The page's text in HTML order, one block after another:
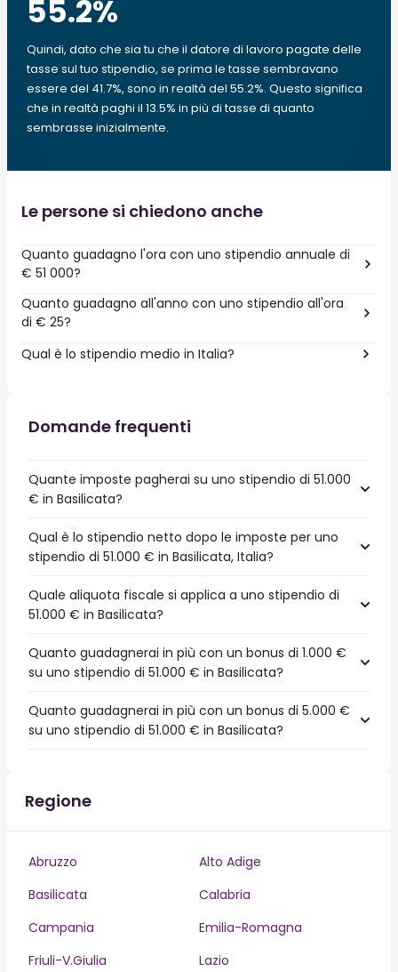
55.2%
Quindi, dato che sia tu che il datore di lavoro pagate delle
tasse sul tuo stipendio, se prima le tasse sembravano
essere del 41.7%, sono in realtà del 55.2%. Questo significa
che in realtà paghi il 13.5% in più di tasse di quanto
sembrasse inizialmente.
Le persone si chiedono anche
Quanto guadagno l'ora con uno stipendio annuale di
€ 51 000?
Quanto guadagno all'anno con uno stipendio all'ora
di € 25?
Qual è lo stipendio medio in Italia?
Domande frequenti
Quante imposte pagherai su uno stipendio di 51.000
€ in Basilicata?
Qual è lo stipendio netto dopo le imposte per uno
stipendio di 51.000 € in Basilicata, Italia?
Quale aliquota fiscale si applica a uno stipendio di
51.000 € in Basilicata?
Quanto guadagnerai in più con un bonus di 1.000 €
su uno stipendio di 51.000 € in Basilicata?
Quanto guadagnerai in più con un bonus di 5.000 €
su uno stipendio di 51.000 € in Basilicata?
Regione
Abruzzo
Alto Adige
Basilicata
Calabria
Campania
Emilia-Romagna
Friuli-V.Giulia
Lazio